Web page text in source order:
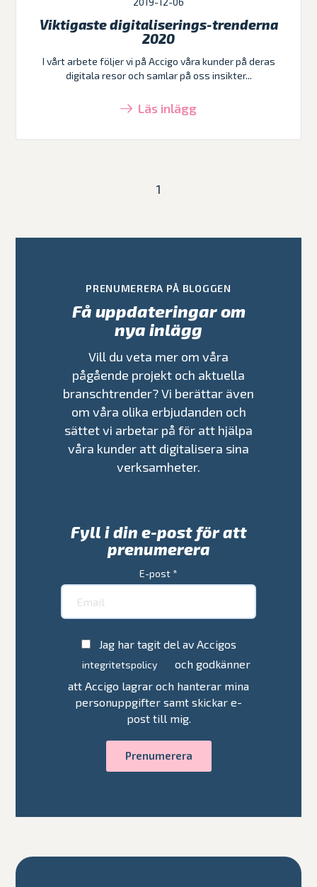
Viktigaste digitaliserings-trenderna
2020
I vårt arbete följer vi på Accigo våra kunder på deras
digitala resor och samlar på oss insikter...
Läs inlägg
1
PRENUMERERA PÅ BLOGGEN
Få uppdateringar om
nya inlägg
Vill du veta mer om våra
pågående projekt och aktuella
branschtrender? Vi berättar även
om våra olika erbjudanden och
sättet vi arbetar på för att hjälpa
våra kunder att digitalisera sina
verksamheter.
Fyll i din e-post för att
prenumerera
E-post *
Jag har tagit del av Accigos
integritetspolicy
och godkänner
att Accigo lagrar och hanterar mina
personuppgifter samt skickar e-
post till mig.